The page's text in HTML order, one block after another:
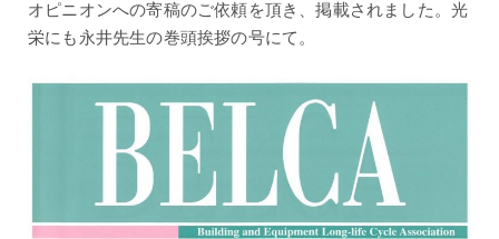
オピニオンへの寄稿のご依頼を頂き、掲載されました。光
栄にも永井先生の巻頭挨拶の号にて。